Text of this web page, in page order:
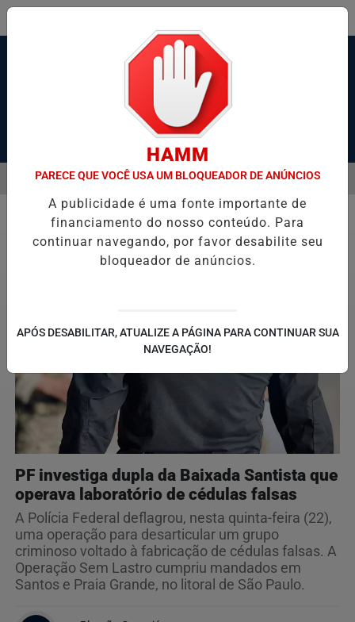
Pesquisar Notícia
DURANTE BRIGA EM GUARUJÁ HOMEM É SEQUESTRADO E
EM ALTA
MENU
Polícia
PF investiga dupla da Baixada Santista que
operava laboratório de cédulas falsas
A Polícia Federal deflagrou, nesta quinta-feira (22),
uma operação para desarticular um grupo
criminoso voltado à fabricação de cédulas falsas. A
Operação Sem Lastro cumpriu mandados em
Santos e Praia Grande, no litoral de São Paulo.
HAMM
PARECE QUE VOCÊ USA UM BLOQUEADOR DE ANÚNCIOS
A publicidade é uma fonte importante de
financiamento do nosso conteúdo. Para
continuar navegando, por favor desabilite seu
bloqueador de anúncios.
APÓS DESABILITAR, ATUALIZE A PÁGINA PARA CONTINUAR SUA
NAVEGAÇÃO!